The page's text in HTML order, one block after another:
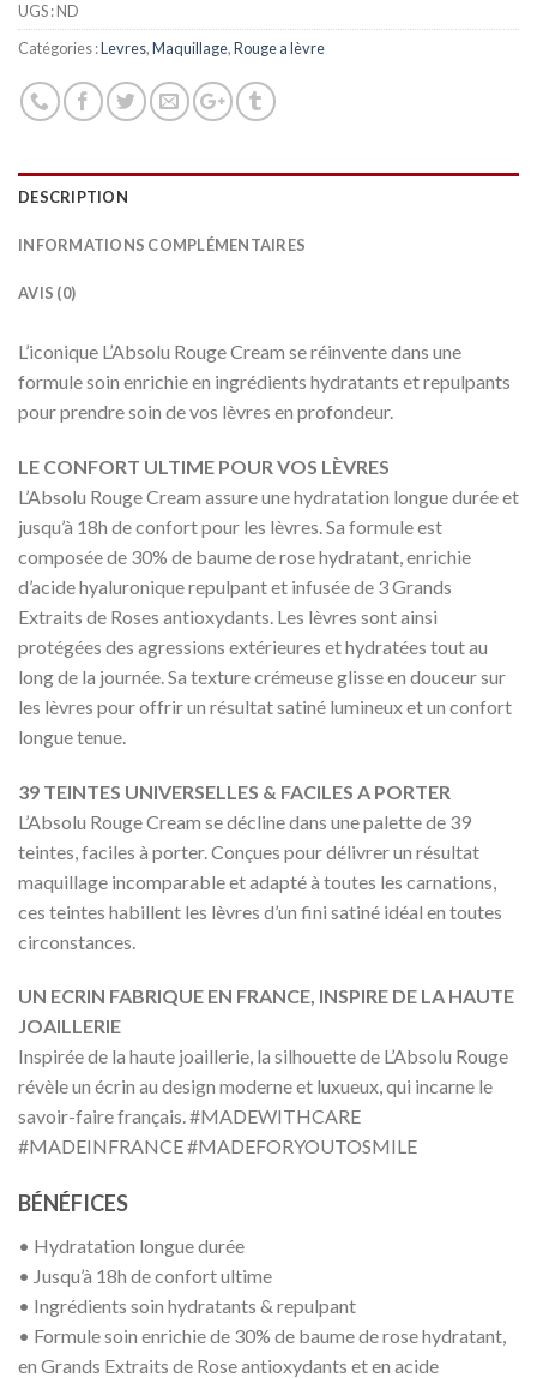
UGS :ND
Catégories :Levres,Maquillage,Rouge a lèvre
DESCRIPTION
INFORMATIONS COMPLÉMENTAIRES
AVIS (0)
L’iconique L’Absolu Rouge Cream se réinvente dans une
formule soin enrichie en ingrédients hydratants et repulpants
pour prendre soin de vos lèvres en profondeur.
LE CONFORT ULTIME POUR VOS LÈVRES
L’Absolu Rouge Cream assure une hydratation longue durée et
jusqu’à 18h de confort pour les lèvres. Sa formule est
composée de 30% de baume de rose hydratant, enrichie
d’acide hyaluronique repulpant et infusée de 3 Grands
Extraits de Roses antioxydants. Les lèvres sont ainsi
protégées des agressions extérieures et hydratées tout au
long de la journée. Sa texture crémeuse glisse en douceur sur
les lèvres pour offrir un résultat satiné lumineux et un confort
longue tenue.
39 TEINTES UNIVERSELLES & FACILES A PORTER
L’Absolu Rouge Cream se décline dans une palette de 39
teintes, faciles à porter. Conçues pour délivrer un résultat
maquillage incomparable et adapté à toutes les carnations,
ces teintes habillent les lèvres d’un fini satiné idéal en toutes
circonstances.
UN ECRIN FABRIQUE EN FRANCE, INSPIRE DE LA HAUTE
JOAILLERIE
Inspirée de la haute joaillerie, la silhouette de L’Absolu Rouge
révèle un écrin au design moderne et luxueux, qui incarne le
savoir-faire français. #MADEWITHCARE
#MADEINFRANCE #MADEFORYOUTOSMILE
BÉNÉFICES
• Hydratation longue durée
• Jusqu’à 18h de confort ultime
• Ingrédients soin hydratants & repulpant
• Formule soin enrichie de 30% de baume de rose hydratant,
en Grands Extraits de Rose antioxydants et en acide